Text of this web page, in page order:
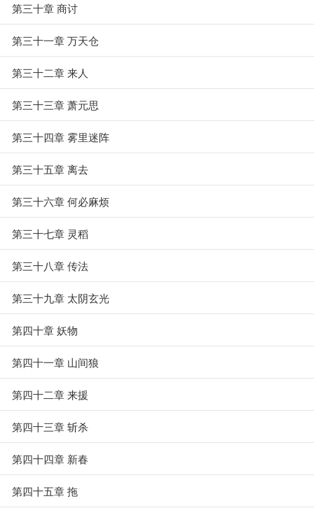
第三十章 商讨
第三十一章 万天仓
第三十二章 来人
第三十三章 萧元思
第三十四章 雾里迷阵
第三十五章 离去
第三十六章 何必麻烦
第三十七章 灵稻
第三十八章 传法
第三十九章 太阴玄光
第四十章 妖物
第四十一章 山间狼
第四十二章 来援
第四十三章 斩杀
第四十四章 新春
第四十五章 拖